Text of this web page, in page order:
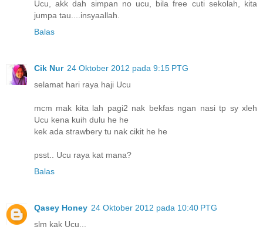
Ucu, akk dah simpan no ucu, bila free cuti sekolah, kita
jumpa tau....insyaallah.
Balas
Cik Nur 24 Oktober 2012 pada 9:15 PTG
selamat hari raya haji Ucu
mcm mak kita lah pagi2 nak bekfas ngan nasi tp sy xleh
Ucu kena kuih dulu he he
kek ada strawbery tu nak cikit he he
psst.. Ucu raya kat mana?
Balas
Qasey Honey 24 Oktober 2012 pada 10:40 PTG
slm kak Ucu...